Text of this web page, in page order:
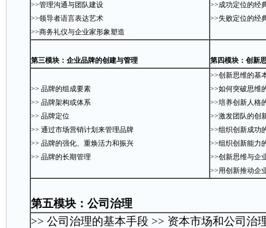
>>管理沟通与团队建设
>>领导者语言表达艺术
>>商务礼仪与企业家形象塑造
>>成功定位的经
>>失败定位的经
第三模块：企业品牌的创建与管理 第四模块：创新
>> 品牌的组成要素
>> 品牌架构或体系
>> 品牌定位
>> 通过市场营销计划来管理品牌
>> 品牌的强化、重焕活力和振兴
>> 品牌的长期管理
>>创新思维的基
>>如何突破思维
>>培养创新人格
>>激发团队的创
>>组织创新成功
>>组织创新能力
>>创新思维与企
>>用创新推动企
第五模块：公司治理
>> 公司治理的基本手段 >> 资本市场和公司治